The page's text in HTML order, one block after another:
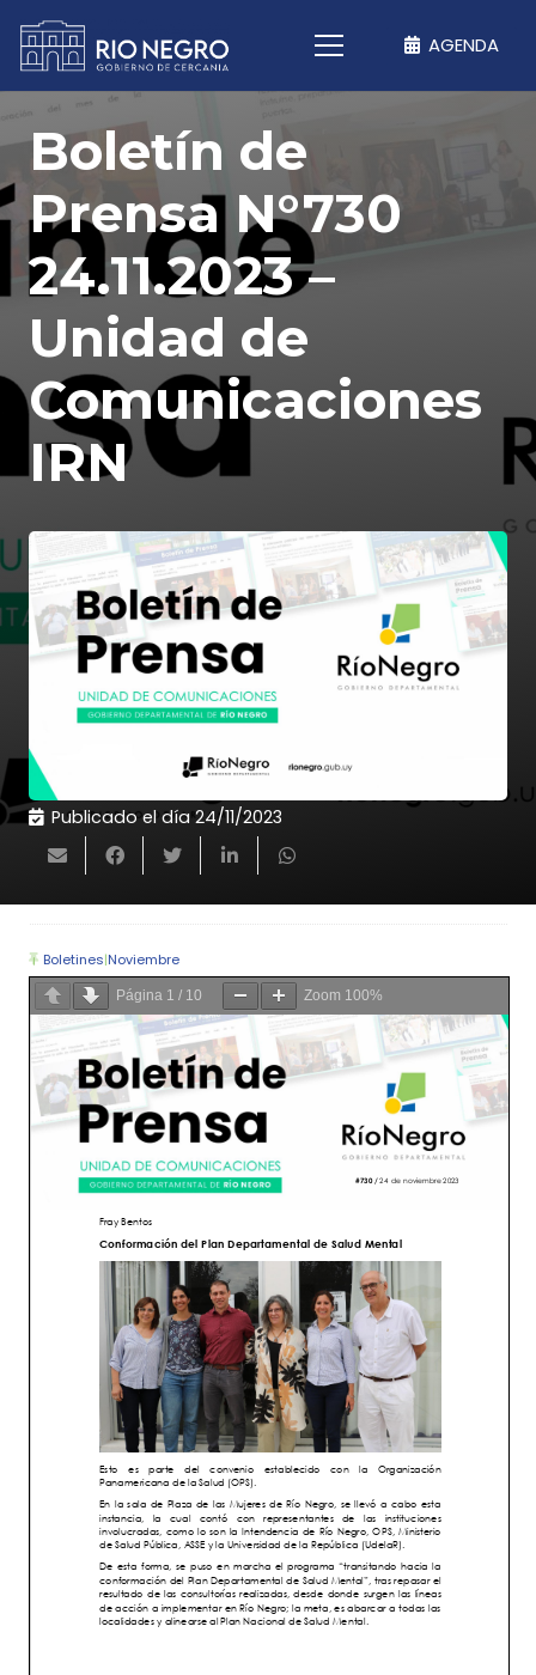
AGENDA
Boletín de
Prensa N°730
24.11.2023 –
Unidad de
Comunicaciones
IRN
Publicado el día24/11/2023
Boletines|Noviembre
Página 1 / 10 Zoom 100%